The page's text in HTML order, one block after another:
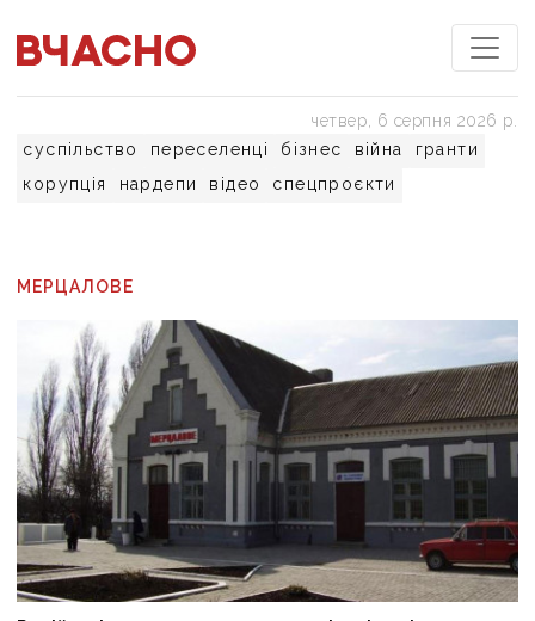
суспільство переселенці бізнес війна
гранти
корупція
нардепи відео спецпроєкти
четвер, 6 серпня 2026 р.
МЕРЦАЛОВЕ